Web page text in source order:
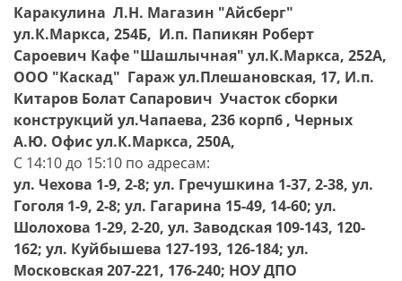
Каракулина Л.Н. Магазин "Айсберг"
ул.К.Маркса, 254Б, И.п. Папикян Роберт
Сароевич Кафе "Шашлычная" ул.К.Маркса, 252А,
ООО "Каскад" Гараж ул.Плешановская, 17, И.п.
Китаров Болат Сапарович Участок сборки
конструкций ул.Чапаева, 236 корп6 , Черных
А.Ю. Офис ул.К.Маркса, 250А,
С 14:10 до 15:10 по адресам:
ул. Чехова 1-9, 2-8; ул. Гречушкина 1-37, 2-38, ул.
Гоголя 1-9, 2-8; ул. Гагарина 15-49, 14-60; ул.
Шолохова 1-29, 2-20, ул. Заводская 109-143, 120-
162; ул. Куйбышева 127-193, 126-184; ул.
Московская 207-221, 176-240; НОУ ДПО